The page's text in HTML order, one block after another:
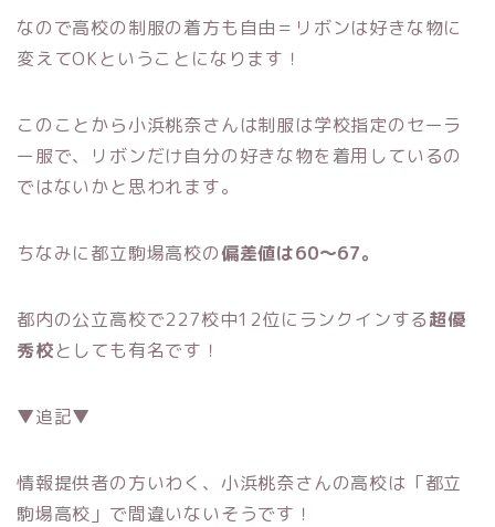
なので高校の制服の着方も自由＝リボンは好きな物に
変えてOKということになります！
このことから小浜桃奈さんは制服は学校指定のセーラ
ー服で、リボンだけ自分の好きな物を着用しているの
ではないかと思われます。
ちなみに都立駒場高校の偏差値は60～67。
都内の公立高校で227校中12位にランクインする超優
秀校としても有名です！
▼追記▼
情報提供者の方いわく、小浜桃奈さんの高校は「都立
駒場高校」で間違いないそうです！